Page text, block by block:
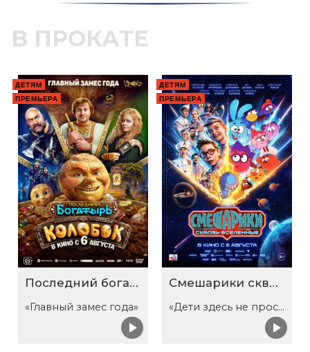
В ПРОКАТЕ
ДЕТЯМ
ПРЕМЬЕРА
Последний богатырь. Колобок
«Главный замес года»
ДЕТЯМ
ПРЕМЬЕРА
Смешарики сквозь вселенные
«Дети здесь не просто так»